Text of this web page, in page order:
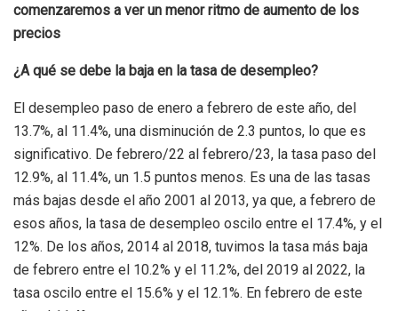
comenzaremos a ver un menor ritmo de aumento de los
precios
¿A qué se debe la baja en la tasa de desempleo?
El desempleo paso de enero a febrero de este año, del
13.7%, al 11.4%, una disminución de 2.3 puntos, lo que es
significativo. De febrero/22 al febrero/23, la tasa paso del
12.9%, al 11.4%, un 1.5 puntos menos. Es una de las tasas
más bajas desde el año 2001 al 2013, ya que, a febrero de
esos años, la tasa de desempleo oscilo entre el 17.4%, y el
12%. De los años, 2014 al 2018, tuvimos la tasa más baja
de febrero entre el 10.2% y el 11.2%, del 2019 al 2022, la
tasa oscilo entre el 15.6% y el 12.1%. En febrero de este